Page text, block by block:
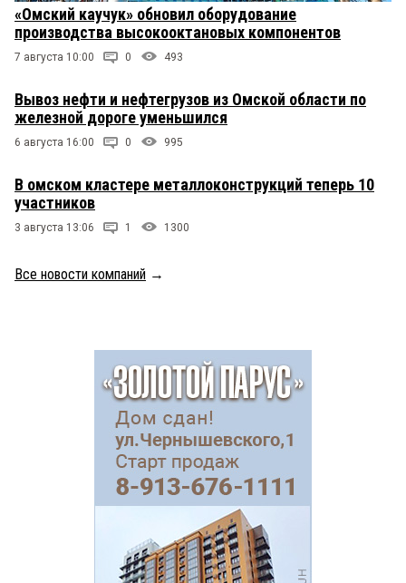
«Омский каучук» обновил оборудование
производства высокооктановых компонентов
7 августа 10:00 0 493
Вывоз нефти и нефтегрузов из Омской области по
железной дороге уменьшился
6 августа 16:00 0 995
В омском кластере металлоконструкций теперь 10
участников
3 августа 13:06 1 1300
Все новости компаний →